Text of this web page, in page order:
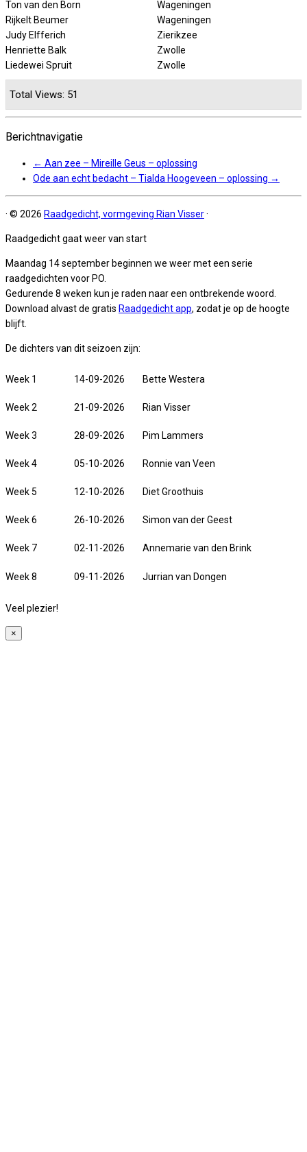
Ton van den Born
Wageningen
Rijkelt Beumer
Wageningen
Judy Elfferich
Zierikzee
Henriette Balk
Zwolle
Liedewei Spruit
Zwolle
Total Views: 51
Berichtnavigatie
← Aan zee – Mireille Geus – oplossing
Ode aan echt bedacht – Tialda Hoogeveen – oplossing →
· © 2026 Raadgedicht, vormgeving Rian Visser·
Raadgedicht gaat weer van start
Maandag 14 september beginnen we weer met een serie
raadgedichten voor PO.
Gedurende 8 weken kun je raden naar een ontbrekende woord.
Download alvast de gratis Raadgedicht app, zodat je op de hoogte
blijft.
De dichters van dit seizoen zijn:
Week 1 14-09-2026 Bette Westera
Week 2 21-09-2026 Rian Visser
Week 3 28-09-2026 Pim Lammers
Week 4 05-10-2026 Ronnie van Veen
Week 5 12-10-2026 Diet Groothuis
Week 6 26-10-2026 Simon van der Geest
Week 7 02-11-2026 Annemarie van den Brink
Week 8 09-11-2026 Jurrian van Dongen
Veel plezier!
×